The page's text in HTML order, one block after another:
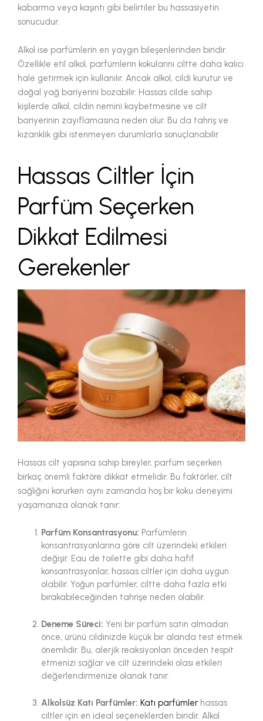
kabarma veya kaşıntı gibi belirtiler bu hassasiyetin
sonucudur.
Alkol ise parfümlerin en yaygın bileşenlerinden biridir.
Özellikle etil alkol, parfümlerin kokularını ciltte daha kalıcı
hale getirmek için kullanılır. Ancak alkol, cildi kurutur ve
doğal yağ bariyerini bozabilir. Hassas cilde sahip
kişilerde alkol, cildin nemini kaybetmesine ve cilt
bariyerinin zayıflamasına neden olur. Bu da tahriş ve
kızarıklık gibi istenmeyen durumlarla sonuçlanabilir.
Hassas Ciltler İçin
Parfüm Seçerken
Dikkat Edilmesi
Gerekenler
Hassas cilt yapısına sahip bireyler, parfüm seçerken
birkaç önemli faktöre dikkat etmelidir. Bu faktörler, cilt
sağlığını korurken aynı zamanda hoş bir koku deneyimi
yaşamanıza olanak tanır:
Parfüm Konsantrasyonu: Parfümlerin
konsantrasyonlarına göre cilt üzerindeki etkileri
değişir. Eau de toilette gibi daha hafif
konsantrasyonlar, hassas ciltler için daha uygun
olabilir. Yoğun parfümler, ciltte daha fazla etki
bırakabileceğinden tahrişe neden olabilir.
Deneme Süreci: Yeni bir parfüm satın almadan
önce, ürünü cildinizde küçük bir alanda test etmek
önemlidir. Bu, alerjik reaksiyonları önceden tespit
etmenizi sağlar ve cilt üzerindeki olası etkileri
değerlendirmenize olanak tanır.
Alkolsüz Katı Parfümler: Katı parfümler hassas
ciltler için en ideal seçeneklerden biridir. Alkol